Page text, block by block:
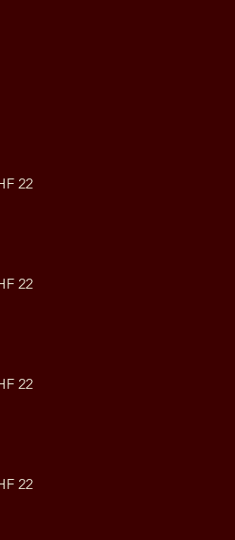
22
22
22
22